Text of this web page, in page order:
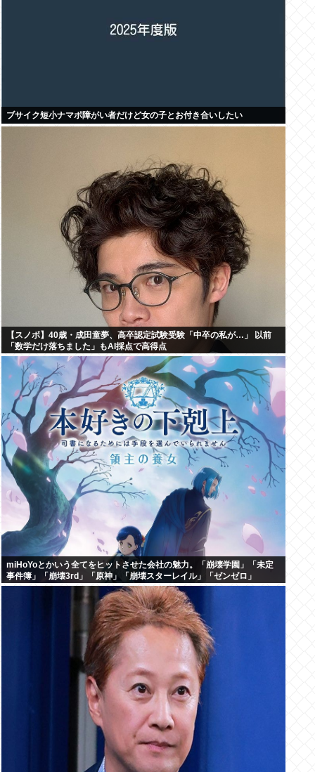
ブサイク短小ナマポ障がい者だけど女の子とお付き合いしたい
【スノボ】40歳・成田童夢、高卒認定試験受験「中卒の私が…」 以前
「数学だけ落ちました」もAI採点で高得点
miHoYoとかいう全てをヒットさせた会社の魅力。「崩壊学園」「未定
事件簿」「崩壊3rd」「原神」「崩壊スターレイル」「ゼンゼロ」